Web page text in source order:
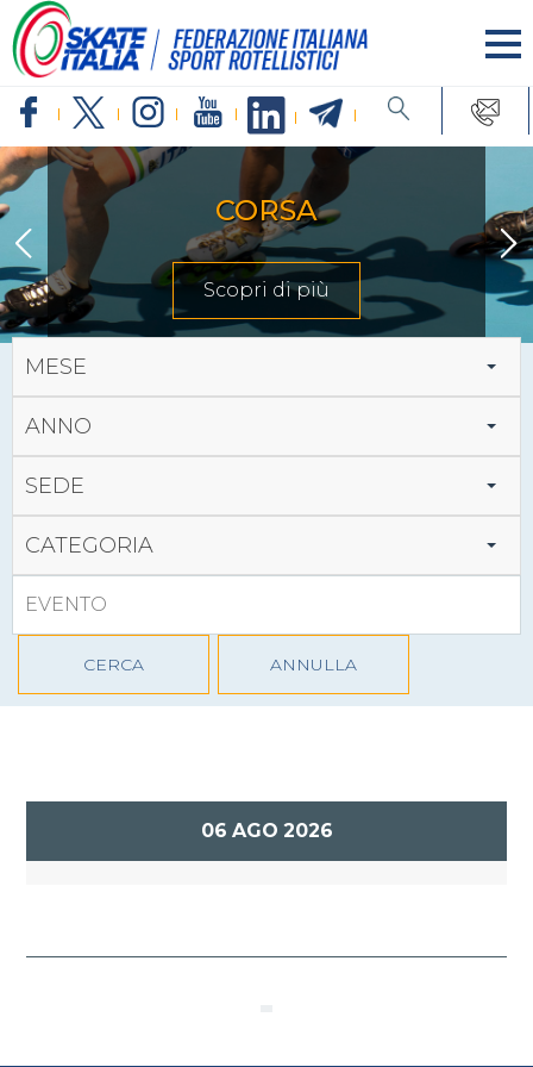
CORSA
Scopri di più
MESE
ANNO
SEDE
CATEGORIA
CERCA ANNULLA
06 AGO 2026